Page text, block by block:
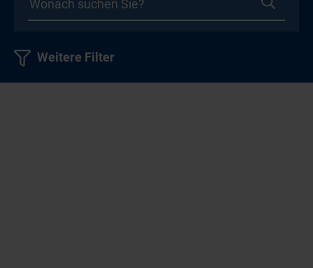
Weitere Filter